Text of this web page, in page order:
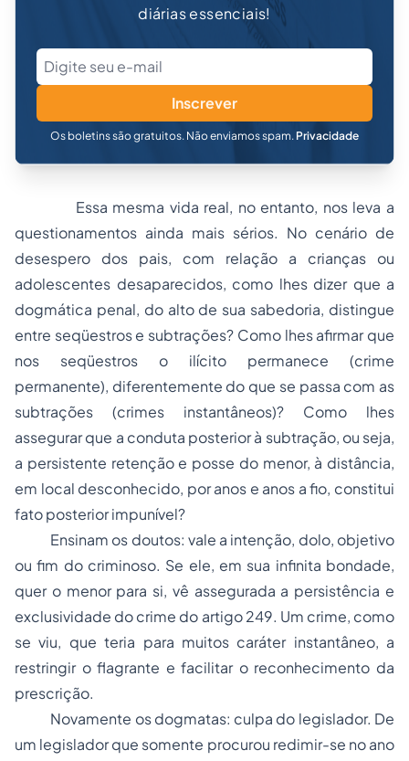
diárias essenciais!
Inscrever
Os boletins são gratuitos. Não enviamos spam. Privacidade
Essa mesma vida real, no entanto, nos leva a
questionamentos ainda mais sérios. No cenário de
desespero dos pais, com relação a crianças ou
adolescentes desaparecidos, como lhes dizer que a
dogmática penal, do alto de sua sabedoria, distingue
entre seqüestros e subtrações? Como lhes afirmar que
nos seqüestros o ilícito permanece (crime
permanente), diferentemente do que se passa com as
subtrações (crimes instantâneos)? Como lhes
assegurar que a conduta posterior à subtração, ou seja,
a persistente retenção e posse do menor, à distância,
em local desconhecido, por anos e anos a fio, constitui
fato posterior impunível?
Ensinam os doutos: vale a intenção, dolo, objetivo
ou fim do criminoso. Se ele, em sua infinita bondade,
quer o menor para si, vê assegurada a persistência e
exclusividade do crime do artigo 249. Um crime, como
se viu, que teria para muitos caráter instantâneo, a
restringir o flagrante e facilitar o reconhecimento da
prescrição.
Novamente os dogmatas: culpa do legislador. De
um legislador que somente procurou redimir-se no ano